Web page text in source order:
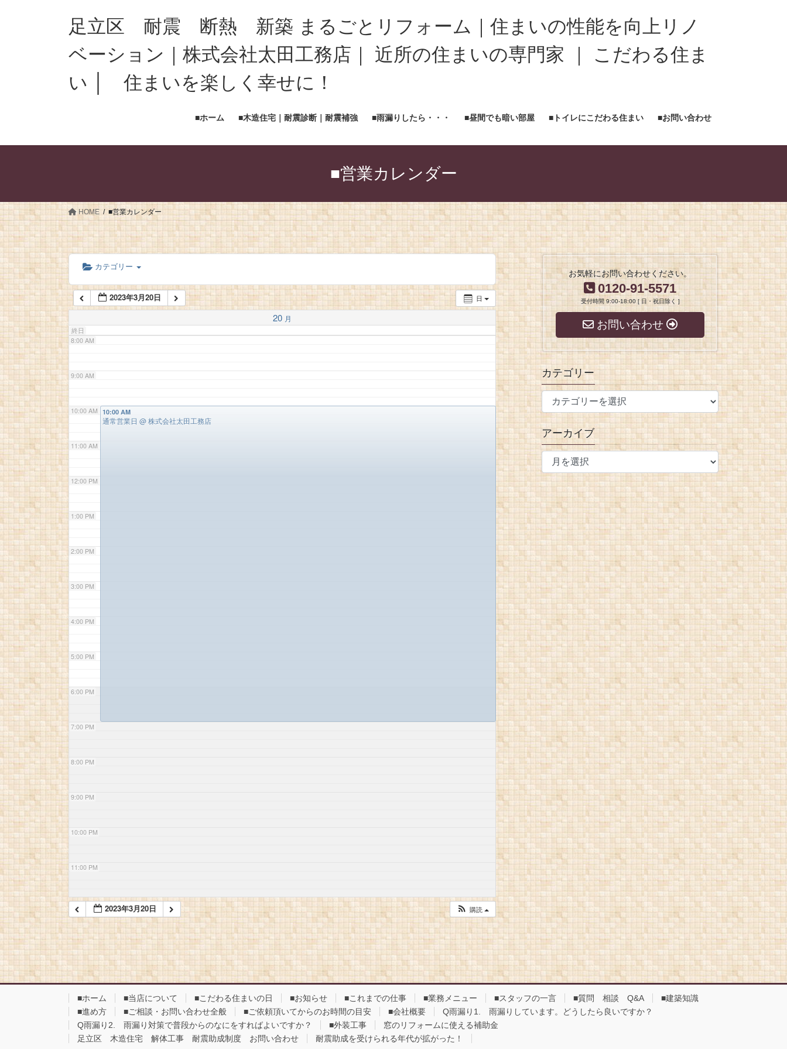
足立区 耐震 断熱 新築 まるごとリフォーム｜住まいの性能を向上リノ
ベーション｜株式会社太田工務店｜ 近所の住まいの専門家 ｜ こだわる住ま
い │ 住まいを楽しく幸せに！
■ホーム ■木造住宅｜耐震診断｜耐震補強 ■雨漏りしたら・・・ ■昼間でも暗い部屋 ■トイレにこだわる住まい ■お問い合わせ
■営業カレンダー
HOME ■営業カレンダー
カテゴリー
日
2023年3月20日
20 月
終日
12:00 AM
5:00 AM
6:00 AM
7:00 AM
8:00 AM
9:00 AM
10:00 AM
11:00 AM
12:00 PM
1:00 PM
2:00 PM
3:00 PM
4:00 PM
5:00 PM
6:00 PM
7:00 PM
8:00 PM
9:00 PM
10:00 PM
11:00 PM
10:00 AM
通常営業日 @ 株式会社太田工務店
2023年3月20日 購読
お気軽にお問い合わせください。
0120-91-5571
受付時間 9:00-18:00 [ 日・祝日除く ]
お問い合わせ
カテゴリー
アーカイブ
■ホーム ■当店について ■こだわる住まいの日 ■お知らせ ■これまでの仕事 ■業務メニュー ■スタッフの一言 ■質問 相談 Q&A
■建築知識
■進め方
■ご相談・お問い合わせ全般 ■ご依頼頂いてからのお時間の目安 ■会社概要
Q雨漏り1. 雨漏りしています。どうしたら良いですか？
Q雨漏り2. 雨漏り対策で普段からのなにをすればよいですか？
■外装工事
窓のリフォームに使える補助金
足立区 木造住宅 解体工事 耐震助成制度 お問い合わせ
耐震助成を受けられる年代が拡がった！